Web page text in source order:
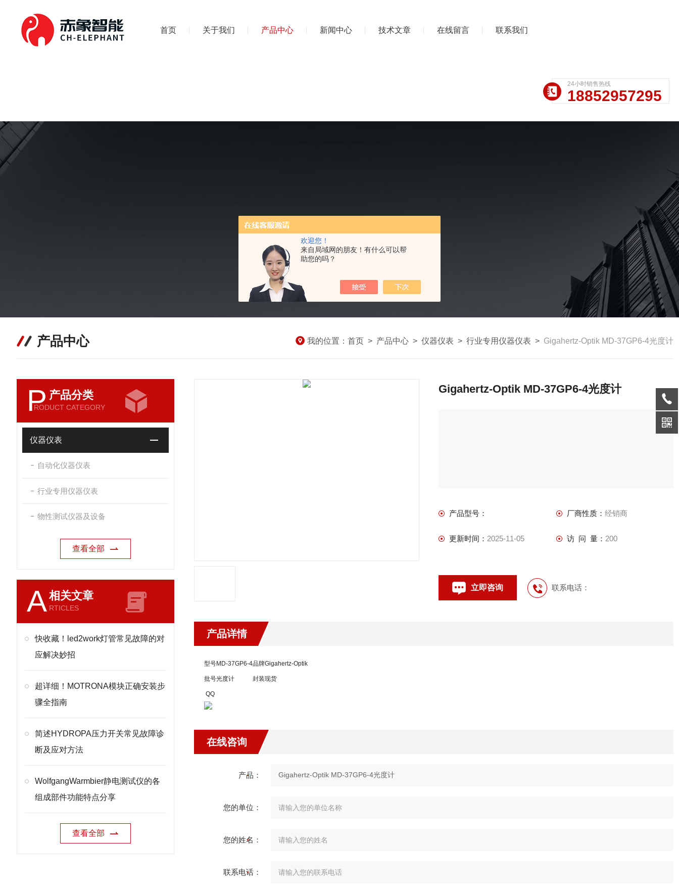
欢迎您！
来自局域网的朋友！有什么可以帮
助您的吗？
首页 关于我们 产品中心 新闻中心 技术文章 在线留言 联系我们
24小时销售热线
18852957295
产品中心 我的位置： 首页 > 产品中心 > 仪器仪表 > 行业专用仪器仪表 > Gigahertz-Optik MD-37GP6-4光度计
P 产品分类
RODUCT CATEGORY
仪器仪表
自动化仪器仪表
行业专用仪器仪表
物性测试仪器及设备
查看全部
A相关文章
RTICLES
快收藏！led2work灯管常见故障的对
应解决妙招
超详细！MOTRONA模块正确安装步
骤全指南
简述HYDROPA压力开关常见故障诊
断及应对方法
WolfgangWarmbier静电测试仪的各
组成部件功能特点分享
查看全部
Gigahertz-Optik MD-37GP6-4光度计
产品型号： 厂商性质： 经销商
更新时间： 2025-11-05 访 问 量： 200
立即咨询 联系电话：
产品详情
型号MD-37GP6-4品牌Gigahertz-Optik
批号光度计 封装现货
QQ
在线咨询
产品：
您的单位：
您的姓名：
联系电话：